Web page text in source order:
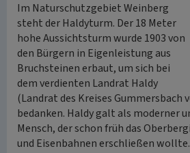
Im Naturschutzgebiet Weinberg
steht der Haldyturm. Der 18 Meter
hohe Aussichtsturm wurde 1903 von
den Bürgern in Eigenleistung aus
Bruchsteinen erbaut, um sich bei
dem verdienten Landrat Haldy
(Landrat des Kreises Gummersbach
bedanken. Haldy galt als moderner
Mensch, der schon früh das
und Eisenbahnen erschließen